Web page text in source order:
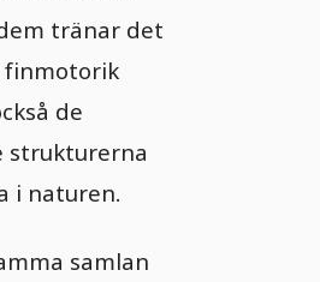
tränar det
finmotorik
de
strukturerna
i naturen.
samlan